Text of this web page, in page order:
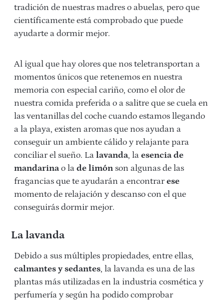
tradición de nuestras madres o abuelas, pero que
científicamente está comprobado que puede
ayudarte a dormir mejor.
Al igual que hay olores que nos teletransportan a
momentos únicos que retenemos en nuestra
memoria con especial cariño, como el olor de
nuestra comida preferida o a salitre que se cuela en
las ventanillas del coche cuando estamos llegando
a la playa, existen aromas que nos ayudan a
conseguir un ambiente cálido y relajante para
conciliar el sueño. La lavanda, la esencia de
mandarina o la de limón son algunas de las
fragancias que te ayudarán a encontrarese
momento de relajación y descanso con el que
conseguirás dormir mejor.
La lavanda
Debido a sus múltiples propiedades, entre ellas,
calmantes y sedantes, la lavanda es una de las
plantas más utilizadas en la industria cosmética y
perfumería y según ha podido comprobar